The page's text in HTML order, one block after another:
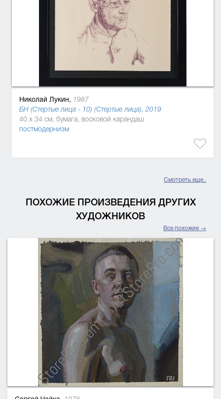
Николай Лукин, 1987
БН (Стертые лица - 10) (Стертые лица), 2019
40 x 34 см, бумага, восковой карандаш
постмодернизм
Смотреть еще..
ПОХОЖИЕ ПРОИЗВЕДЕНИЯ ДРУГИХ
ХУДОЖНИКОВ
Все похожие →